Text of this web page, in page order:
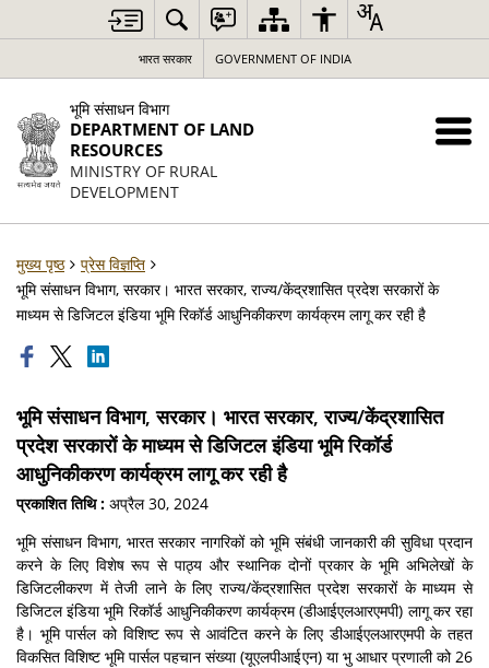
भारत सरकार GOVERNMENT OF INDIA
भूमि संसाधन विभाग
DEPARTMENT OF LAND
RESOURCES
MINISTRY OF RURAL
DEVELOPMENT
मुख्य पृष्ठ
प्रेस विज्ञप्ति
भूमि संसाधन विभाग, सरकार। भारत सरकार, राज्य/केंद्रशासित प्रदेश सरकारों के
माध्यम से डिजिटल इंडिया भूमि रिकॉर्ड आधुनिकीकरण कार्यक्रम लागू कर रही है
भूमि संसाधन विभाग, सरकार। भारत सरकार, राज्य/केंद्रशासित
प्रदेश सरकारों के माध्यम से डिजिटल इंडिया भूमि रिकॉर्ड
आधुनिकीकरण कार्यक्रम लागू कर रही है
प्रकाशित तिथि : अप्रैल 30, 2024
भूमि संसाधन विभाग, भारत सरकार नागरिकों को भूमि संबंधी जानकारी की सुविधा प्रदान
करने के लिए विशेष रूप से पाठ्य और स्थानिक दोनों प्रकार के भूमि अभिलेखों के
डिजिटलीकरण में तेजी लाने के लिए राज्य/केंद्रशासित प्रदेश सरकारों के माध्यम से
डिजिटल इंडिया भूमि रिकॉर्ड आधुनिकीकरण कार्यक्रम (डीआईएलआरएमपी) लागू कर रहा
है। भूमि पार्सल को विशिष्ट रूप से आवंटित करने के लिए डीआईएलआरएमपी के तहत
विकसित विशिष्ट भूमि पार्सल पहचान संख्या (यूएलपीआईएन) या भु आधार प्रणाली को 26